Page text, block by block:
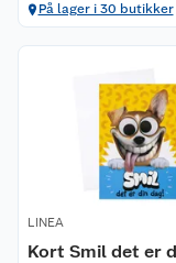
På lager i 30 butikker
LINEA
Kort Smil det er